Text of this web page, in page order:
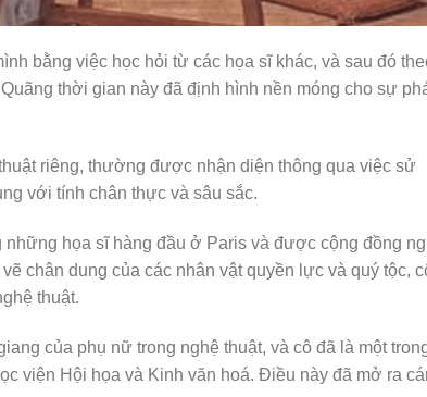
bằng việc học hỏi từ các họa sĩ khác, và sau đó
thời gian này đã định hình nền móng cho sự
riêng, thường được nhận diện thông qua việc sử
với tính chân thực và sâu sắc.
họa sĩ hàng đầu ở Paris và được cộng đồng
chân dung của các nhân vật quyền lực và quý tộc,
thuật.
của phụ nữ trong nghệ thuật, và cô đã là một
viện Hội họa và Kinh văn hoá. Điều này đã mở ra